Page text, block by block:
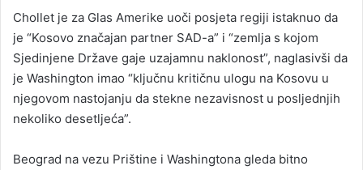
Chollet je za Glas Amerike uoči posjeta regiji istaknuo da
je “Kosovo značajan partner SAD-a” i “zemlja s kojom
Sjedinjene Države gaje uzajamnu naklonost”, naglasivši da
je Washington imao “ključnu kritičnu ulogu na Kosovu u
njegovom nastojanju da stekne nezavisnost u posljednjih
nekoliko desetljeća”.
Beograd na vezu Prištine i Washingtona gleda bitno